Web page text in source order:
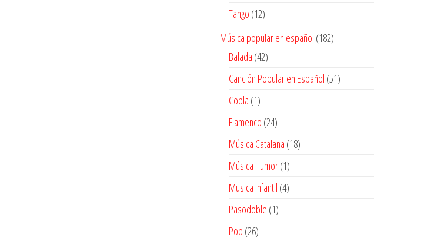
productos
Tango 1212
Música popular en español 182182
Balada 4242
productos
Canción Popular en Español 5151
Copla 11
producto
Flamenco 2424
productos
Música Catalana 1818
Música Humor 11
producto
Musica Infantil 44
Pasodoble 11
Pop 2626